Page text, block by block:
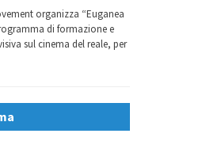
organizza “Euganea
di formazione e
sul cinema del reale, per